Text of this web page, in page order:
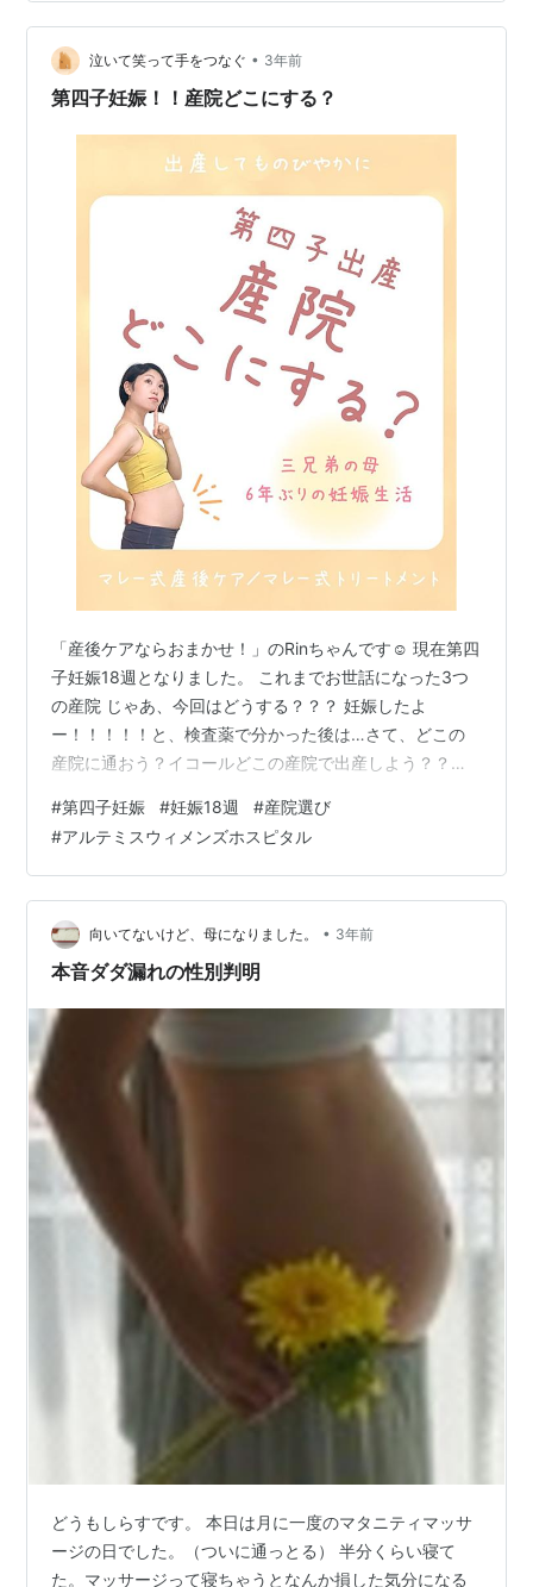
り上げて、夫と一緒に産婦人科に行った。先日受けた出
生前検査の結果をききにいく必要があったの…
泣いて笑って手をつなぐ • 3年前
第四子妊娠！！産院どこにする？
「産後ケアならおまかせ！」のRinちゃんです☺️ 現在第四
子妊娠18週となりました。 これまでお世話になった3つ
の産院 じゃあ、今回はどうする？？？ 妊娠したよ
ー！！！！！と、検査薬で分かった後は…⁡さて、どこの
産院に通おう？イコールどこの産院で出産しよう？？⁡を
たし、 過去3回全て違う産院で出産してるんです⭐︎⁡ ネガテ
ィブ要素多い？！ように見えますが やっぱり何かあった
時の安心感は大！！！ 実際に産後入院中は 「よく生きて
たね…」という産後仲間が 2名いらっしゃいました。 彼
女たちの出産時の話を聞きながら 出産って本当に命懸け
なんだな…
#第四子妊娠 #妊娠18週 #産院選び
#アルテミスウィメンズホスピタル
向いてないけど、母になりました。 • 3年前
本音ダダ漏れの性別判明
どうもしらすです。 本日は月に一度のマタニティマッサ
ージの日でした。（ついに通っとる） 半分くらい寝て
た。マッサージって寝ちゃうとなんか損した気分になる